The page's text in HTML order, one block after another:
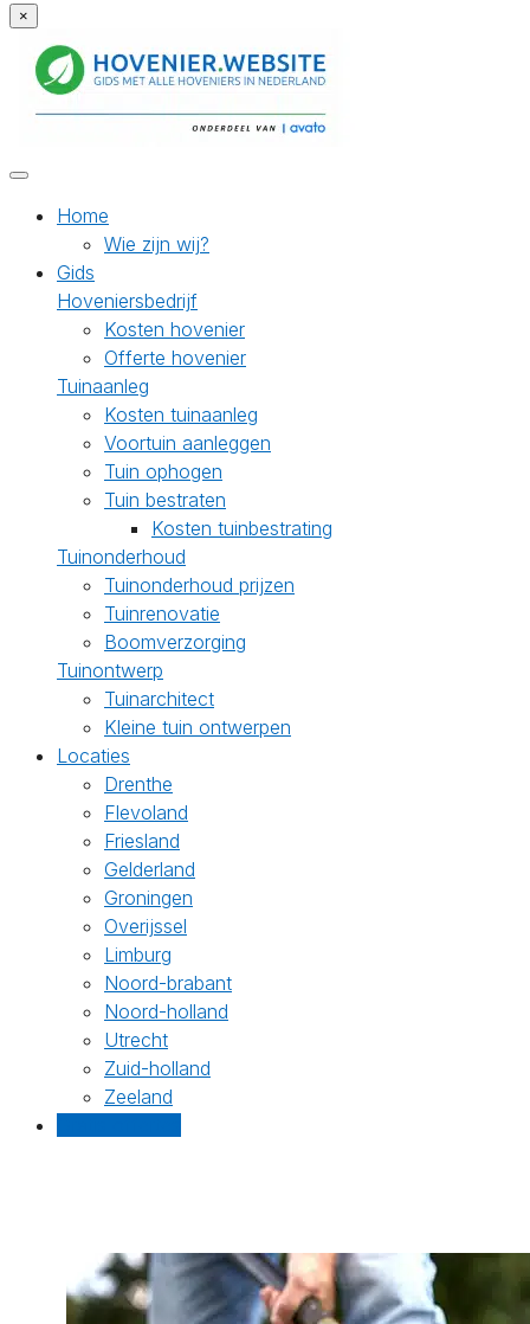
×
Home
Wie zijn wij?
Gids
Hoveniersbedrijf
Kosten hovenier
Offerte hovenier
Tuinaanleg
Kosten tuinaanleg
Voortuin aanleggen
Tuin ophogen
Tuin bestraten
Kosten tuinbestrating
Tuinonderhoud
Tuinonderhoud prijzen
Tuinrenovatie
Boomverzorging
Tuinontwerp
Tuinarchitect
Kleine tuin ontwerpen
Locaties
Drenthe
Flevoland
Friesland
Gelderland
Groningen
Overijssel
Limburg
Noord-brabant
Noord-holland
Utrecht
Zuid-holland
Zeeland